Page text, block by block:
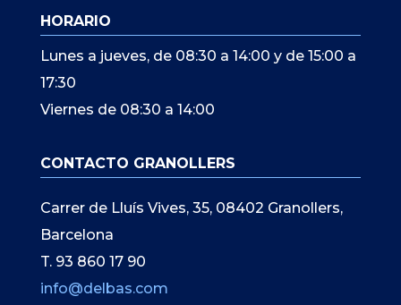
HORARIO
Lunes a jueves, de 08:30 a 14:00 y de 15:00 a
17:30
Viernes de 08:30 a 14:00
CONTACTO GRANOLLERS
Carrer de Lluís Vives, 35, 08402 Granollers,
Barcelona
T. 93 860 17 90
info@delbas.com